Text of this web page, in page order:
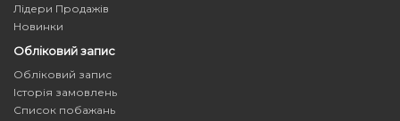
Лідери Продажів
Новинки
Обліковий запис
Обліковий запис
Історія замовлень
Список побажань